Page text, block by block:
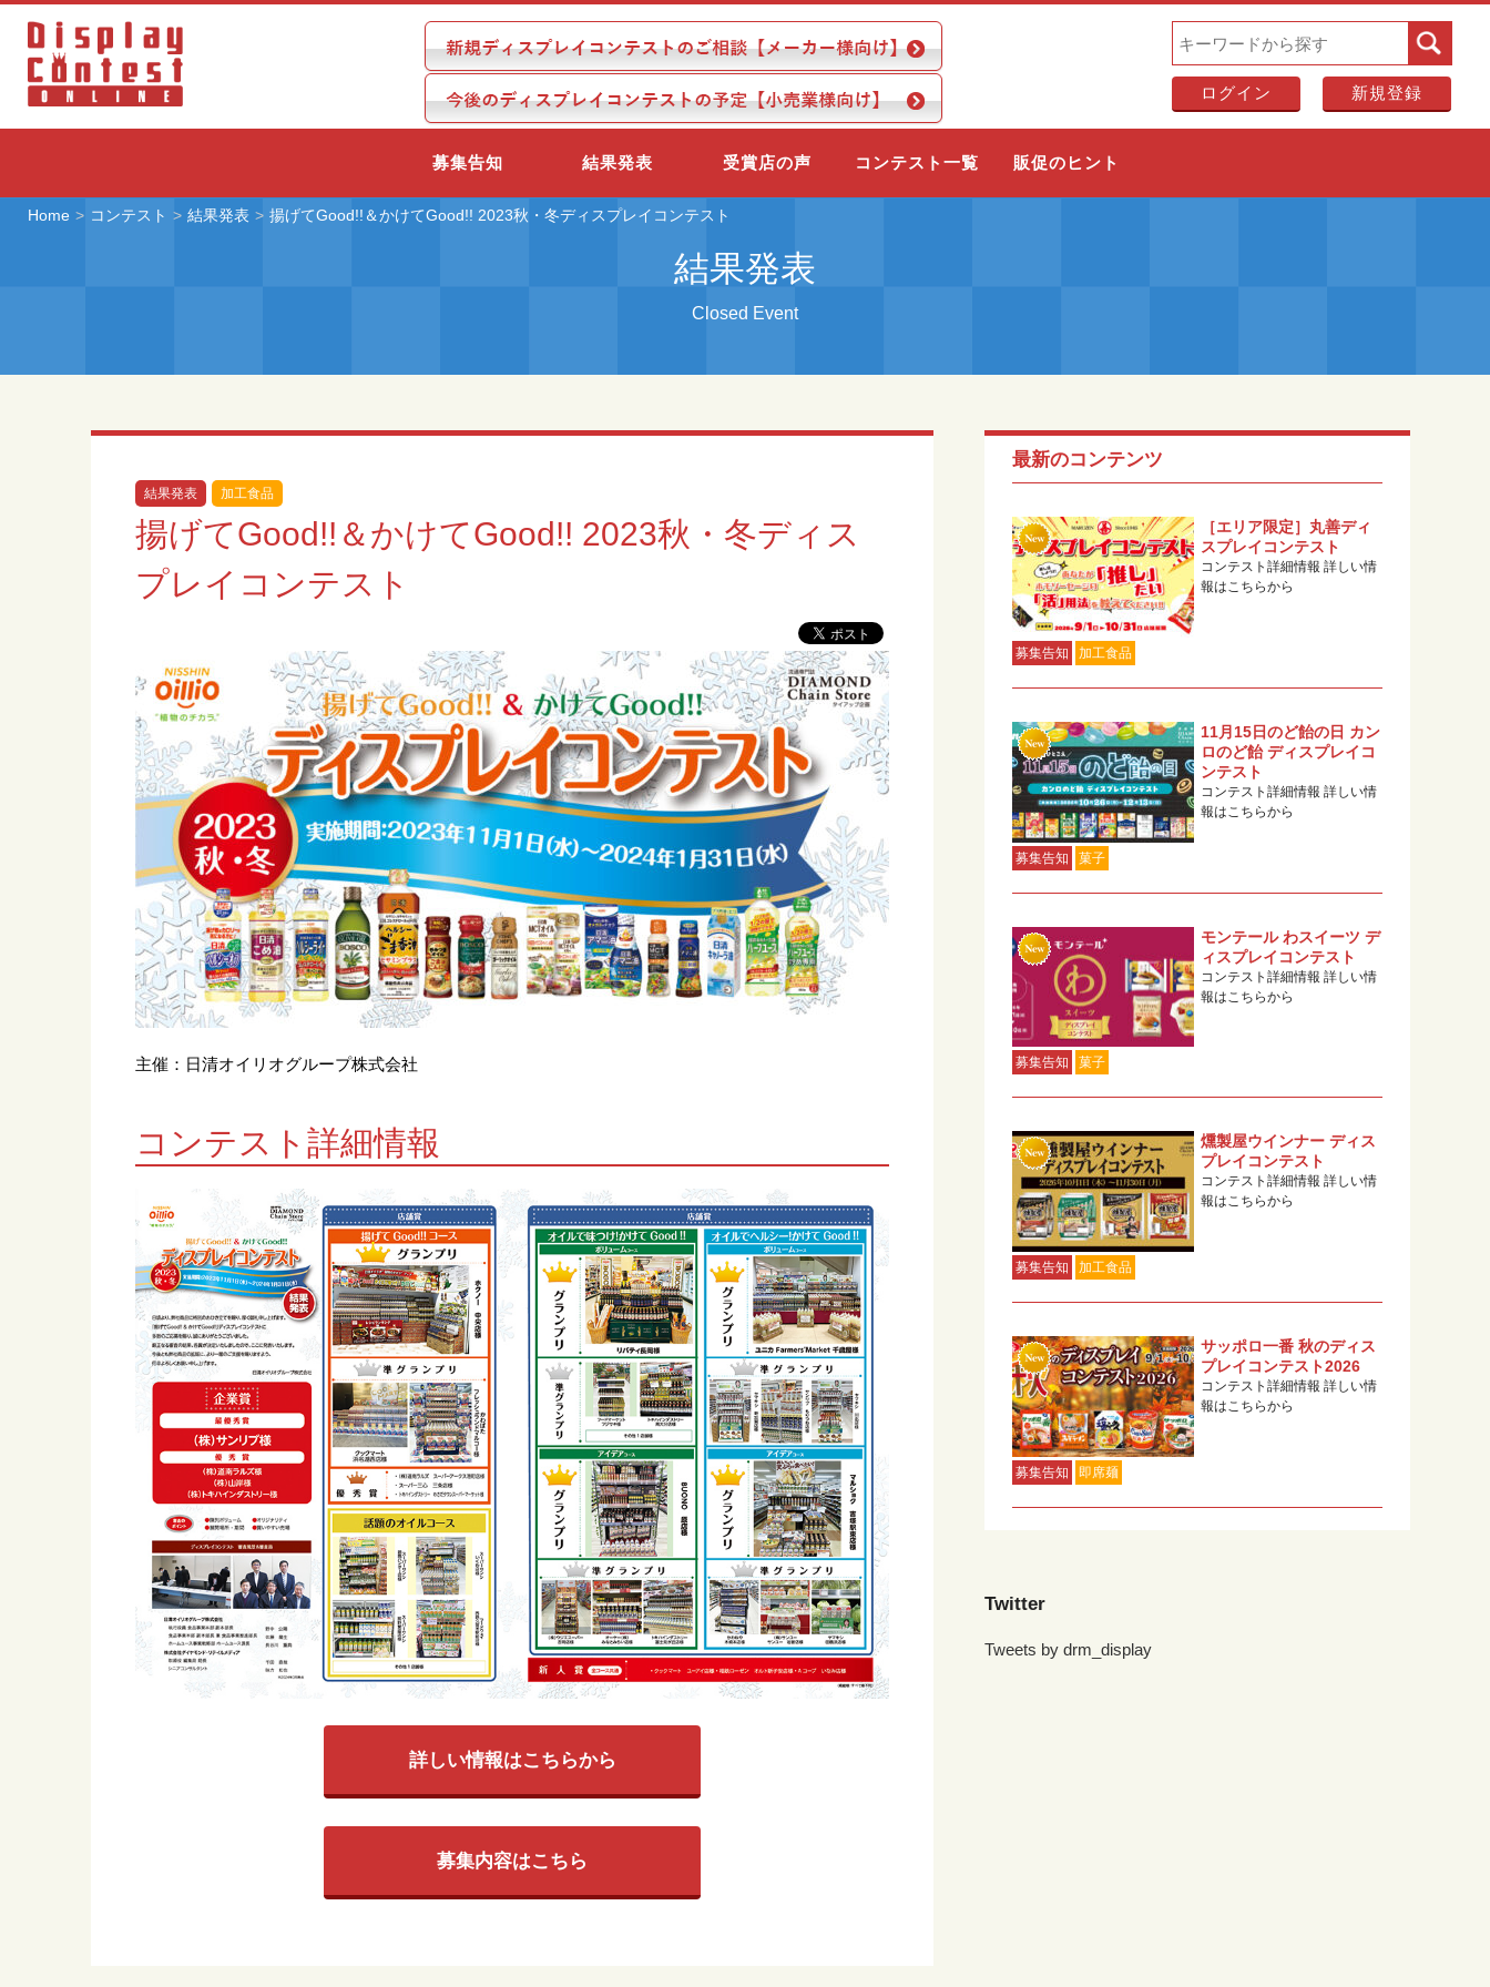
ログイン 新規登録
募集告知 結果発表 受賞店の声 コンテスト一覧 販促のヒント
Home コンテスト 結果発表 揚げてGood!!＆かけてGood!! 2023秋・冬ディスプレイコンテスト
結果発表
Closed Event
結果発表 加工食品
揚げてGood!!＆かけてGood!! 2023秋・冬ディス
プレイコンテスト
主催：日清オイリオグループ株式会社
コンテスト詳細情報
詳しい情報はこちらから
募集内容はこちら
最新のコンテンツ
募集告知 加工食品
［エリア限定］丸善ディ
スプレイコンテスト
コンテスト詳細情報 詳しい情
報はこちらから
募集告知 菓子
11月15日のど飴の日 カン
ロのど飴 ディスプレイコ
ンテスト
コンテスト詳細情報 詳しい情
報はこちらから
募集告知 菓子
モンテール わスイーツ デ
ィスプレイコンテスト
コンテスト詳細情報 詳しい情
報はこちらから
募集告知 加工食品
燻製屋ウインナー ディス
プレイコンテスト
コンテスト詳細情報 詳しい情
報はこちらから
募集告知 即席麺
サッポロ一番 秋のディス
プレイコンテスト2026
コンテスト詳細情報 詳しい情
報はこちらから
Twitter
Tweets by drm_display